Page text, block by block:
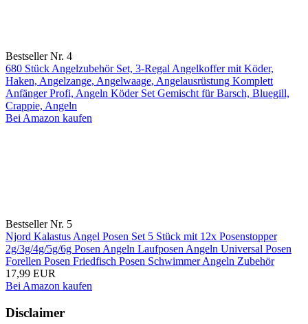
Bestseller Nr. 4
680 Stück Angelzubehör Set, 3-Regal Angelkoffer mit Köder,
Haken, Angelzange, Angelwaage, Angelausrüstung Komplett
Anfänger Profi, Angeln Köder Set Gemischt für Barsch, Bluegill,
Crappie, Angeln
Bei Amazon kaufen
Bestseller Nr. 5
Njord Kalastus Angel Posen Set 5 Stück mit 12x Posenstopper
2g/3g/4g/5g/6g Posen Angeln Laufposen Angeln Universal Posen
Forellen Posen Friedfisch Posen Schwimmer Angeln Zubehör
17,99 EUR
Bei Amazon kaufen
Disclaimer